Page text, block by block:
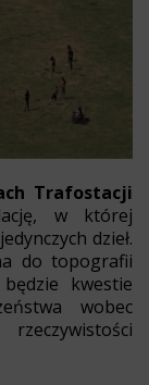
Trafostacji
w której
dzieł.
do topografii
kwestie
wobec